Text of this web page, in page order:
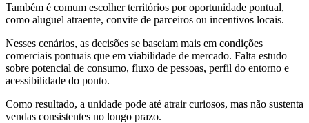
Também é comum escolher territórios por oportunidade pontual,
como aluguel atraente, convite de parceiros ou incentivos locais.
Nesses cenários, as decisões se baseiam mais em condições
comerciais pontuais que em viabilidade de mercado. Falta estudo
sobre potencial de consumo, fluxo de pessoas, perfil do entorno e
acessibilidade do ponto.
Como resultado, a unidade pode até atrair curiosos, mas não sustenta
vendas consistentes no longo prazo.